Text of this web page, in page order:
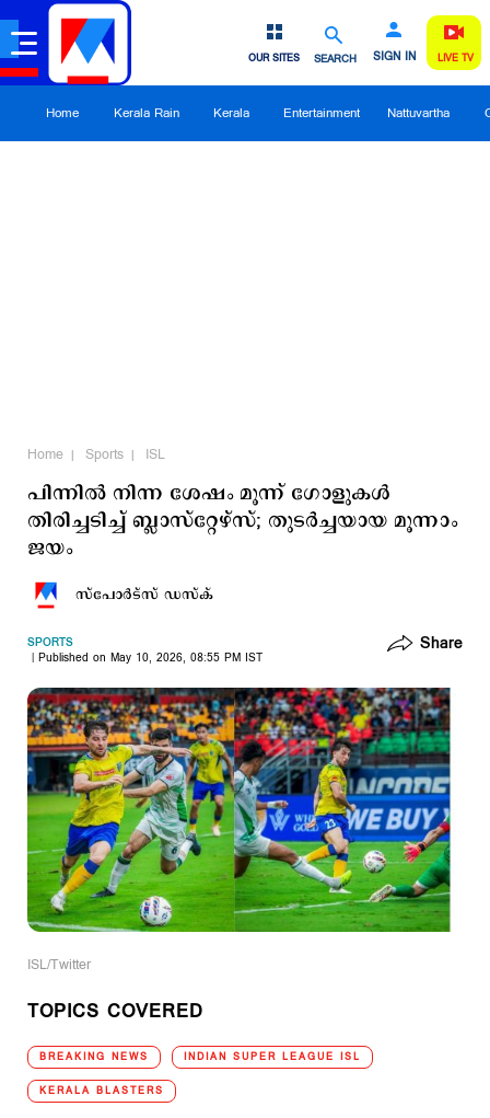
SEARCH SIGN IN
OUR SITES LIVE TV
Home Kerala Rain Kerala Entertainment Nattuvartha
Home Sports ISL
പിന്നില്‍ നിന്ന ശേഷം മൂന്ന് ഗോളുകള്‍
തിരിച്ചടിച്ച് ബ്ലാസ്റ്റേഴ്സ്; തുടർച്ചയായ മൂന്നാം
ജയം
സ്പോര്‍ട്സ് ഡസ്ക്
SPORTS
Published on May 10, 2026, 08:55 PM IST
Share
ISL/Twitter
TOPICS COVERED
BREAKING NEWS INDIAN SUPER LEAGUE ISL
KERALA BLASTERS